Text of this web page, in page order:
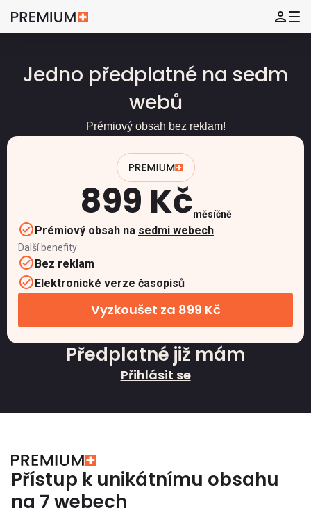
Jedno předplatné na sedm
webů
Prémiový obsah bez reklam!
899 Kčměsíčně
Prémiový obsah na sedmi webech
Další benefity
Bez reklam
Elektronické verze časopisů
Vyzkoušet za 899 Kč
Předplatné již mám
Přihlásit se
Přístup k unikátnímu obsahu
na 7 webech